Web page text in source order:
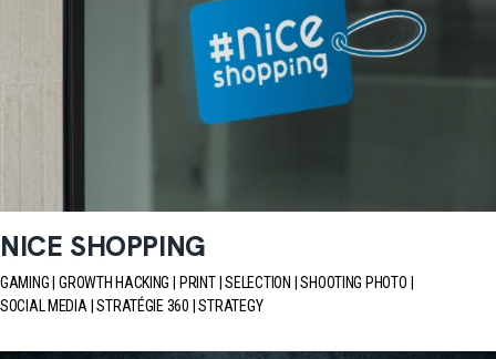
NICE SHOPPING
GAMING GROWTH HACKING PRINT SELECTION
SHOOTING PHOTO
SOCIAL MEDIA STRATÉGIE 360 STRATEGY